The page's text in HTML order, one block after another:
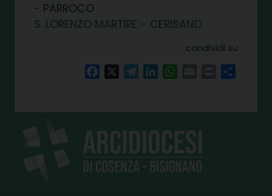
PARROCO
S. LORENZO MARTIRE – CERISANO
condividi su
FacebookTelegramLinkedInWhatsAppPrint